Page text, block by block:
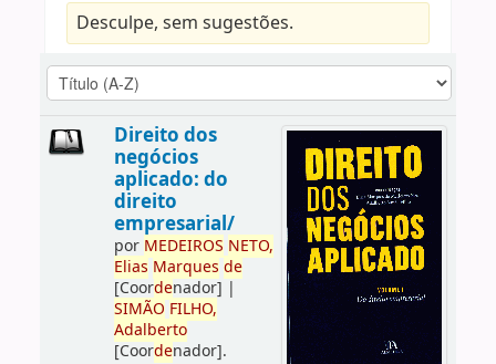
Desculpe, sem sugestões.
Direito dos
negócios
aplicado: do
direito
empresarial/
por MEDEIROS NETO,
Elias Marques de
[Coordenador] |
SIMÃO FILHO,
Adalberto
[Coordenador].